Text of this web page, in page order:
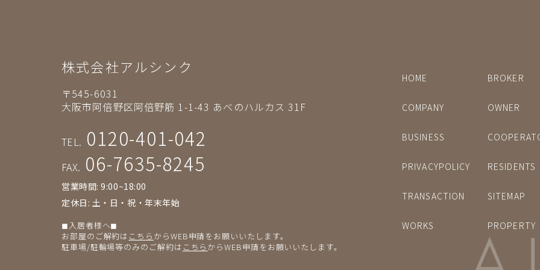
株式会社アルシンク
〒545-6031
大阪市阿倍野区阿倍野筋 1-1-43 あべのハルカス 31F
TEL. 0120-401-042
FAX. 06-7635-8245
営業時間: 9:00~18:00
定休日: 土・日・祝・年末年始
◼︎入居者様へ◼︎
お部屋のご解約は こちら からWEB申請をお願いいたします。
駐車場/駐輪場等のみのご解約は こちら からWEB申請をお願いいたします。
HOME BROKER
COMPANY OWNER
BUSINESS
PRIVACYPOLICY RESIDENTS
TRANSACTION SITEMAP
WORKS PROPERTY